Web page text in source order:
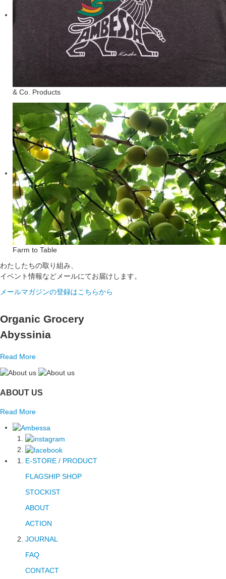
& Co. Products
Farm to Table
わたしたちの取り組み、
イベント情報などメールにてお届けします。
メールマガジンの登録はこちらから
Organic Grocery
Abyssinia
Read More
ABOUT US
Read More
E-STORE / PRODUCT
FLAGSHIP SHOP
STOCKIST
ABOUT
ACTION
JOURNAL
FAQ
CONTACT